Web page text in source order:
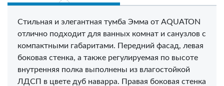
Стильная и элегантная тумба Эмма от AQUATON
отлично подходит для ванных комнат и санузлов с
компактными габаритами. Передний фасад, левая
боковая стенка, а также регулируемая по высоте
внутренняя полка выполнены из влагостойкой
ЛДСП в цвете дуб наварра. Правая боковая стенка